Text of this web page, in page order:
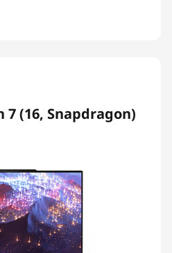
7 (16, Snapdragon)